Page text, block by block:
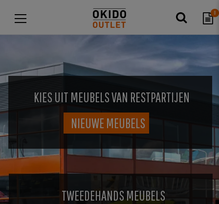
0
KIES UIT MEUBELS VAN RESTPARTIJEN
NIEUWE MEUBELS
TWEEDEHANDS MEUBELS